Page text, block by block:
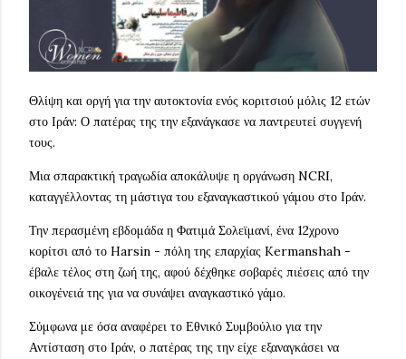
Θλίψη και οργή για την αυτοκτονία ενός κοριτσιού μόλις 12 ετών
στο Ιράν: Ο πατέρας της την εξανάγκασε να παντρευτεί συγγενή
τους.
Μια σπαρακτική τραγωδία αποκάλυψε η οργάνωση NCRI,
καταγγέλλοντας τη μάστιγα του εξαναγκαστικού γάμου στο Ιράν.
Την περασμένη εβδομάδα η Φατιμά Σολεϊμανί, ένα 12χρονο
κορίτσι από το Harsin - πόλη της επαρχίας Kermanshah -
έβαλε τέλος στη ζωή της, αφού δέχθηκε σοβαρές πιέσεις από την
οικογένειά της για να συνάψει αναγκαστικό γάμο.
Σύμφωνα με όσα αναφέρει το Εθνικό Συμβούλιο για την
Αντίσταση στο Ιράν, ο πατέρας της την είχε εξαναγκάσει να